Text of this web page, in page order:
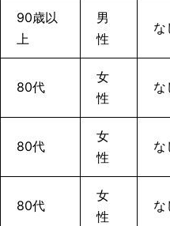
90歳以
上
男
性
な
80代
女
性
な
80代
女
性
な
80代
女
性
な